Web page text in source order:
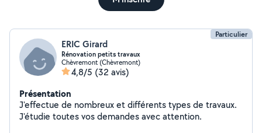
Particulier
ERIC Girard
Rénovation petits travaux
Chèvremont (Chèvremont)
4,8/5 (32 avis)
Présentation
J'effectue de nombreux et différents types de travaux.
J'étudie toutes vos demandes avec attention.